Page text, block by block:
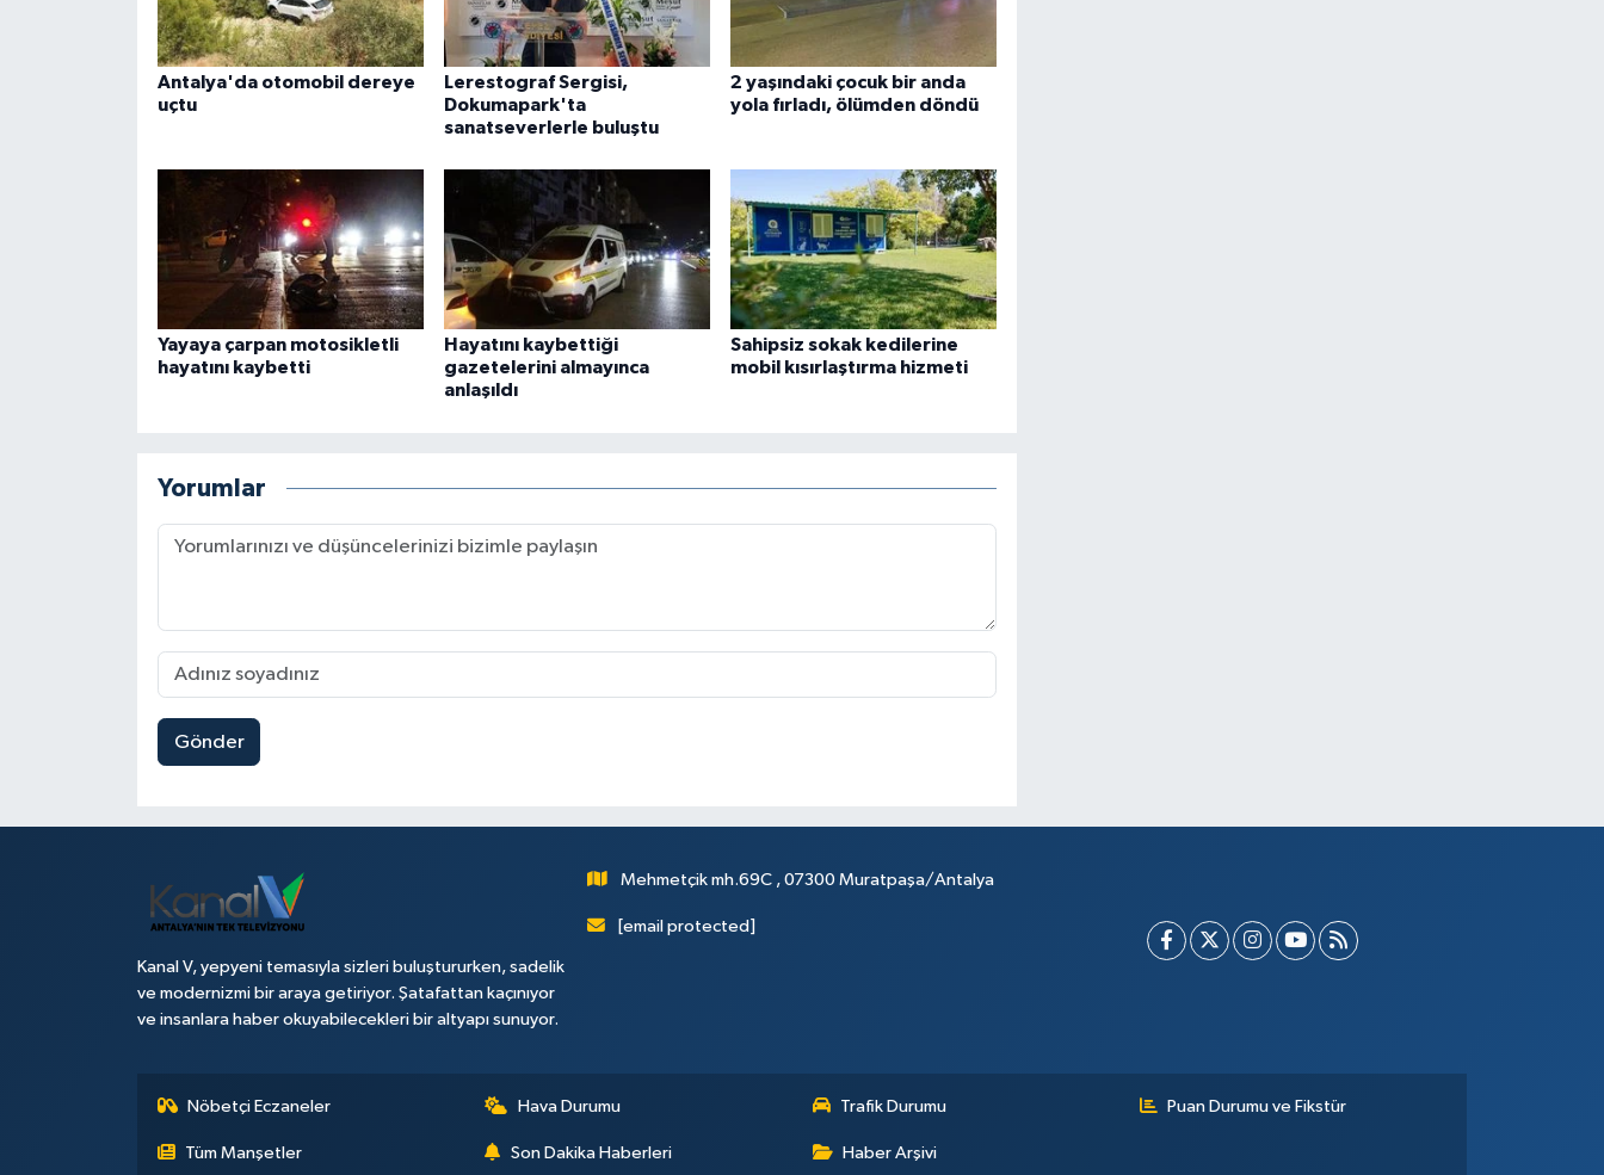
Antalya'da otomobil dereye
uçtu
Lerestograf Sergisi,
Dokumapark'ta
sanatseverlerle buluştu
2 yaşındaki çocuk bir anda
yola fırladı, ölümden döndü
Yayaya çarpan motosikletli
hayatını kaybetti
Hayatını kaybettiği
gazetelerini almayınca
anlaşıldı
Sahipsiz sokak kedilerine
mobil kısırlaştırma hizmeti
Yorumlar
Gönder
Kanal V, yepyeni temasıyla sizleri buluştururken, sadelik
ve modernizmi bir araya getiriyor. Şatafattan kaçınıyor
ve insanlara haber okuyabilecekleri bir altyapı sunuyor.
Mehmetçik mh.69C , 07300 Muratpaşa/Antalya
[email protected]
Nöbetçi Eczaneler Hava Durumu Trafik Durumu Puan Durumu ve Fikstür
Tüm Manşetler Son Dakika Haberleri Haber Arşivi